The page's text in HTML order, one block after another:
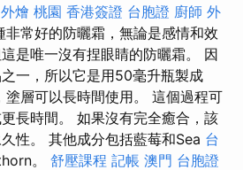
外燴 桃園 香港簽證 台胞證 廚師 外
非常好的防曬霜，無論是感情和效
是唯一沒有捏眼睛的防曬霜。 因
一，所以它是用50毫升瓶製成
塗層可以長時間使用。 這個過程可
長時間。 如果沒有完全癒合，該
性。 其他成分包括藍莓和Sea 台
。 舒壓課程 記帳 澳門 台胞證